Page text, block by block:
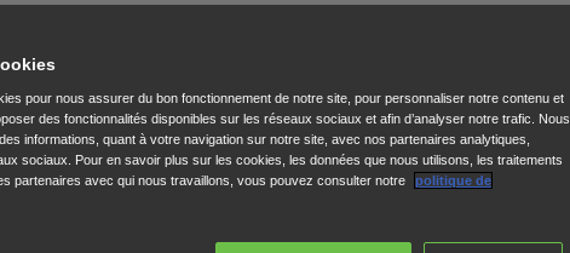
pour nous assurer du bon fonctionnement de notre site, pour personnaliser notre contenu et
des fonctionnalités disponibles sur les réseaux sociaux et afin d’analyser notre trafic. Nous
informations, quant à votre navigation sur notre site, avec nos partenaires analytiques,
sociaux. Pour en savoir plus sur les cookies, les données que nous utilisons, les traitements
partenaires avec qui nous travaillons, vous pouvez consulter notre
politique de